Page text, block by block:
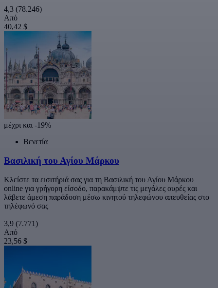
4,3 (78.246)
Από
40,42 $
μέχρι και -19%
Βενετία
Βασιλική του Αγίου Μάρκου
Κλείστε τα εισιτήριά σας για τη Βασιλική του Αγίου Μάρκου
online για γρήγορη είσοδο, παρακάμψτε τις μεγάλες ουρές και
λάβετε άμεση παράδοση μέσω κινητού τηλεφώνου απευθείας στο
τηλέφωνό σας
3,9 (7.771)
Από
23,56 $